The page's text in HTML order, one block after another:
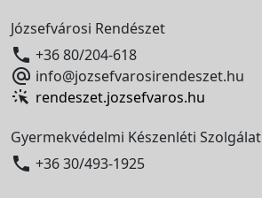
Józsefvárosi Rendészet
 +36 80/204-618
 info@jozsefvarosirendeszet.hu
rendeszet.jozsefvaros.hu
Gyermekvédelmi Készenléti Szolgálat
 +36 30/493-1925